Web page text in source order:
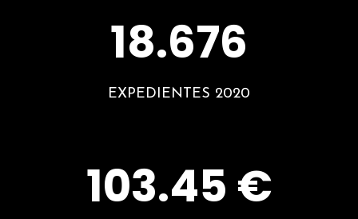
18.676
EXPEDIENTES 2020
103.45 €